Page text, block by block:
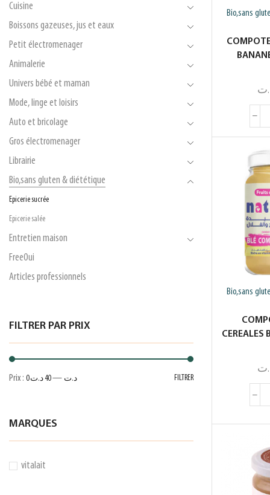
Bio,sans
Bio,sans
CEREALES
Cuisine
Boissons gazeuses, jus et eaux
Petit électromenager
Animalerie
Univers bébé et maman
Mode, linge et loisirs
Auto et bricolage
Gros électromenager
Librairie
Bio,sans gluten & diététique
Epicerie sucrée
Epicerie salée
Entretien maison
FreeOui
Articles professionnels
FILTRER PAR PRIX
FILTRER
Prix : 0 د.ت —40 د.ت
MARQUES
vitalait